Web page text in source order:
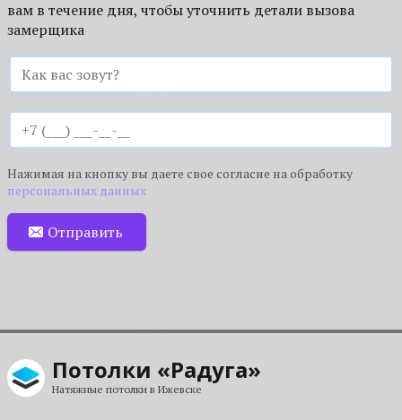
вам в течение дня, чтобы уточнить детали вызова
замерщика
Нажимая на кнопку вы даете свое согласие на обработку
персональных данных
Отправить
Потолки «Радуга»
Натяжные потолки в Ижевске